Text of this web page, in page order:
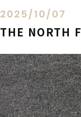
2025/10/07
THE NORTH